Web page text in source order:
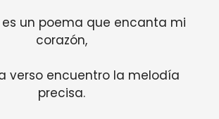
es un poema que encanta mi
corazón,
verso encuentro la melodía
precisa.